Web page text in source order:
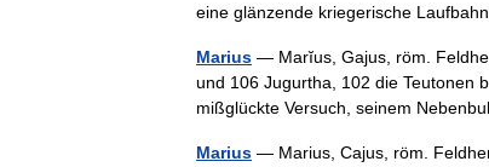
eine glänzende kriegerische
Marius — Marĭus, Gajus, röm.
und 106 Jugurtha, 102 die Teutonen
mißglückte Versuch, seinem
Marius — Marius, Cajus, röm.